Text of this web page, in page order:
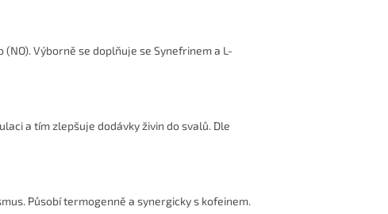
Výborně se doplňuje se Synefrinem a L-
a tím zlepšuje dodávky živin do svalů. Dle
Působí termogenně a synergicky s kofeinem.